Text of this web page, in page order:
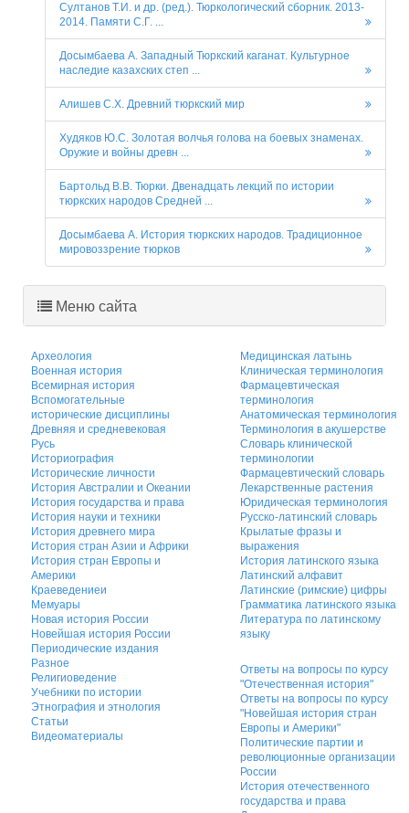
Султанов Т.И. и др. (ред.). Тюркологический сборник. 2013-
2014. Памяти С.Г. ...
Досымбаева А. Западный Тюркский каганат. Культурное
наследие казахских степ ...
Алишев С.Х. Древний тюркский мир
Худяков Ю.С. Золотая волчья голова на боевых знаменах.
Оружие и войны древн ...
Бартольд В.В. Тюрки. Двенадцать лекций по истории
тюркских народов Средней ...
Досымбаева А. История тюркских народов. Традиционное
мировоззрение тюрков
Меню сайта
Археология
Военная история
Всемирная история
Вспомогательные
исторические дисциплины
Древняя и средневековая
Русь
Историография
Исторические личности
История Австралии и Океании
История государства и права
История науки и техники
История древнего мира
История стран Азии и Африки
История стран Европы и
Америки
Краеведениеи
Мемуары
Новая история России
Новейшая история России
Периодические издания
Разное
Религиоведение
Учебники по истории
Этнография и этнология
Статьи
Видеоматериалы
Медицинская латынь
Клиническая терминология
Фармацевтическая
терминология
Анатомическая терминология
Терминология в акушерстве
Словарь клинической
терминологии
Фармацевтический словарь
Лекарственные растения
Юридическая терминология
Русско-латинский словарь
Крылатые фразы и
выражения
История латинского языка
Латинский алфавит
Латинские (римские) цифры
Грамматика латинского языка
Литература по латинскому
языку
Ответы на вопросы по курсу
"Отечественная история"
Ответы на вопросы по курсу
"Новейшая история стран
Европы и Америки"
Политические партии и
революционные организации
России
История отечественного
государства и права